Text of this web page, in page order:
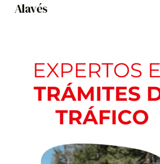
Alavés